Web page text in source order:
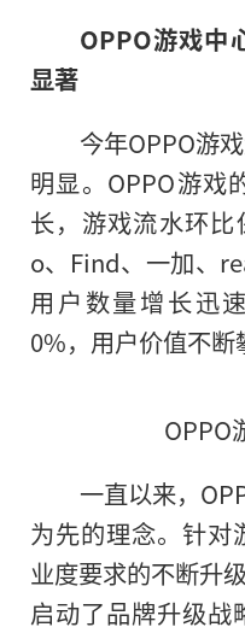
OPPO游戏中
显著
今年OPPO游
明显。OPPO游戏
长，游戏流水环
o、Find、一加、
用户数量增长迅
0%，用户价值不断
OPPO
一直以来，
为先的理念。针对
业度要求的不断升
启动了品牌升级战